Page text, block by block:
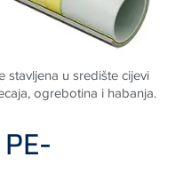
stavljena u središte cijevi
ogrebotina i habanja.